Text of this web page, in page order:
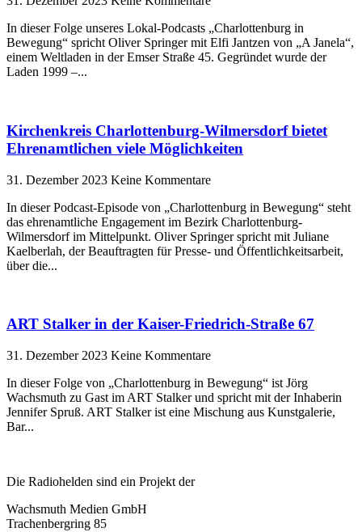
In dieser Folge unseres Lokal-Podcasts „Charlottenburg in
Bewegung“ spricht Oliver Springer mit Elfi Jantzen von „A Janela“,
einem Weltladen in der Emser Straße 45. Gegründet wurde der
Laden 1999 –
Kirchenkreis Charlottenburg-Wilmersdorf bietet
Ehrenamtlichen viele Möglichkeiten
31. Dezember 2023 Keine Kommentare
In dieser Podcast-Episode von „Charlottenburg in Bewegung“ steht
das ehrenamtliche Engagement im Bezirk Charlottenburg-
Wilmersdorf im Mittelpunkt. Oliver Springer spricht mit Juliane
Kaelberlah, der Beauftragten für Presse- und Öffentlichkeitsarbeit,
über die
ART Stalker in der Kaiser-Friedrich-Straße 67
31. Dezember 2023 Keine Kommentare
In dieser Folge von „Charlottenburg in Bewegung“ ist Jörg
Wachsmuth zu Gast im ART Stalker und spricht mit der Inhaberin
Jennifer Spruß. ART Stalker ist eine Mischung aus Kunstgalerie,
Bar
Die Radiohelden sind ein Projekt der
Wachsmuth Medien GmbH
Trachenbergring 85